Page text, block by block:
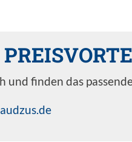
finden das